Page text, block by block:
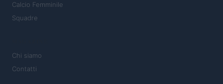
Calcio Femminile
Squadre
Chi siamo
Contatti